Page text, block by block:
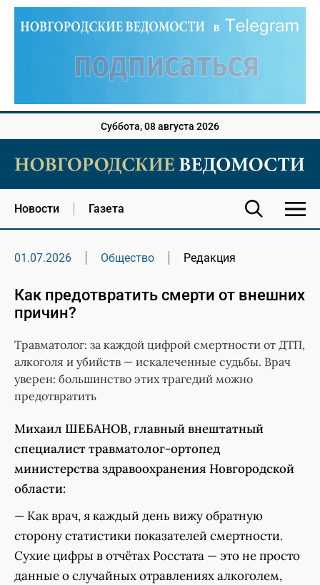
Суббота, 08 августа 2026
Новости Газета
01.07.2026 Общество Редакция
Как предотвратить смерти от внешних
причин?
Травматолог: за каждой цифрой смертности от ДТП,
алкоголя и убийств — искалеченные судьбы. Врач
уверен: большинство этих трагедий можно
предотвратить
Михаил ШЕБАНОВ, главный внештатный
специалист травматолог-ортопед
министерства здравоохранения Новгородской
области:
— Как врач, я каждый день вижу обратную
сторону статистики показателей смертности.
Сухие цифры в отчётах Росстата — это не просто
данные о случайных отравлениях алкоголем,